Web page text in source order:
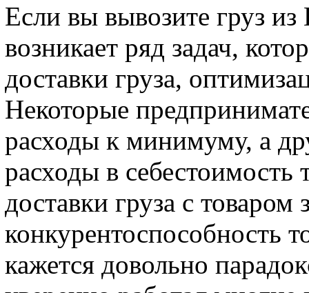
Если вы вывозите груз
возникает ряд задач,
доставки груза,
Некоторые
расходы к минимуму, а
расходы в себестоимость
доставки груза с товаром
конкурентоспособность
кажется довольно